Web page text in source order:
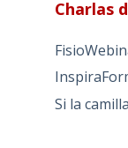
Charlas
Si la